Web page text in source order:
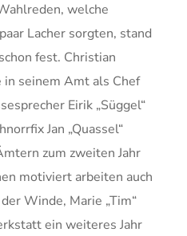
welche
Lacher sorgten, stand
fest. Christian
in seinem Amt als Chef
Eirik „Süggel“
Jan „Quassel“
zum zweiten Jahr
motiviert arbeiten auch
Winde, Marie „Tim“
ein weiteres Jahr